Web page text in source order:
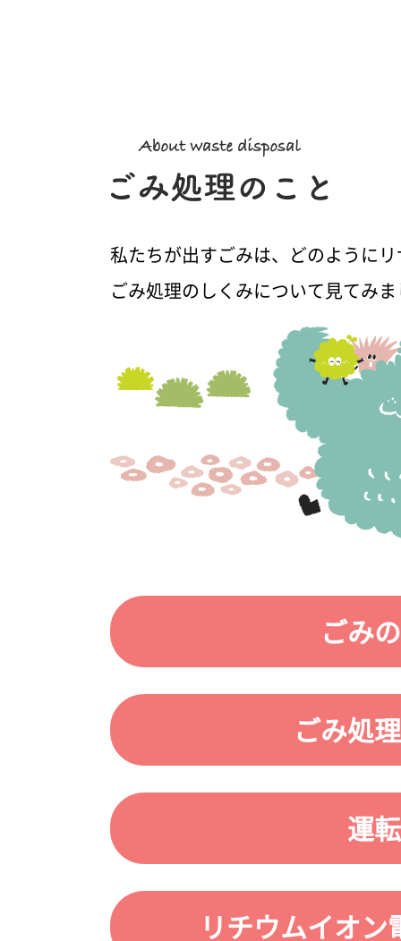
私たちが出すごみは、どのように
ごみ処理のしくみについて見てみ
ごみ
ごみ処
運
リチウムイオ